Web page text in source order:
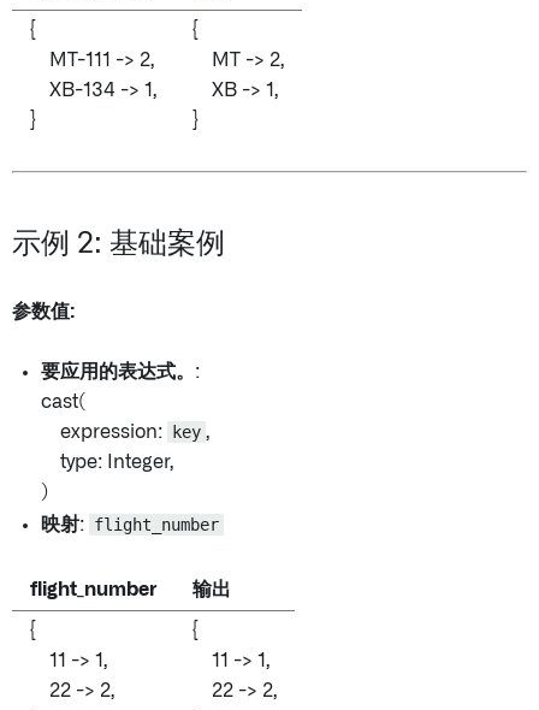
{
MT-111 -> 2,
XB-134 -> 1,
}
{
MT -> 2,
XB -> 1,
}
示例 2: 基础案例
参数值:
要应用的表达式。 :
cast(
expression:
key ,
type: Integer,
)
映射: flight_number
flight_number 输出
{
11 -> 1,
22 -> 2,
{
11 -> 1,
22 -> 2,